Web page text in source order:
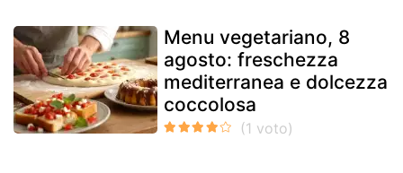
Menu vegetariano, 8
agosto: freschezza
mediterranea e dolcezza
coccolosa